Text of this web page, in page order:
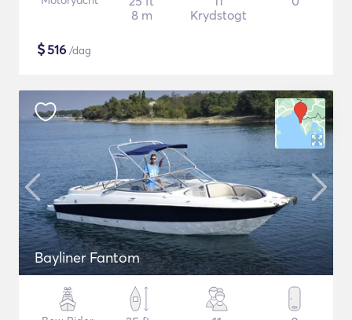
8 m
Krydstogt
$516 /dag
Bayliner Fantom